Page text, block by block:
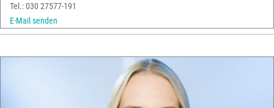
Tel.: 030 27577-191
E-Mail senden